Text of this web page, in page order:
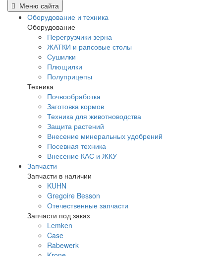
Меню сайта
Оборудование и техника
Оборудование
Перегрузчики зерна
ЖАТКИ и рапсовые столы
Сушилки
Плющилки
Полуприцепы
Техника
Почвообработка
Заготовка кормов
Техника для животноводства
Защита растений
Внесение минеральных удобрений
Посевная техника
Внесение КАС и ЖКУ
Запчасти
Запчасти в наличии
KUHN
Gregoire Besson
Отечественные запчасти
Запчасти под заказ
Lemken
Case
Rabewerk